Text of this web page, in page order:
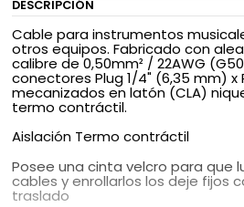
DESCRIPCIÓN
Cable para instrumentos
otros equipos. Fabricado con
calibre de 0,50mm² / 22AWG
conectores Plug 1/4" (6,35 mm) x
mecanizados en latón (CLA)
termo contráctil.
Aislación Termo contráctil
Posee una cinta velcro para que
cables y enrollarlos los deje fijos
traslado